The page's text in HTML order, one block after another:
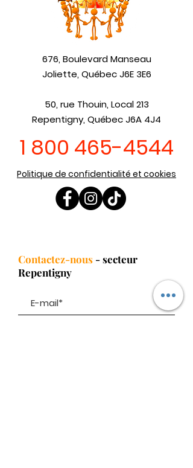
676, Boulevard Manseau
Joliette, Québec J6E 3E6
50, rue Thouin, Local 213
Repentigny, Québec J6A 4J4
1 800 465-4544
Politique de confidentialité et cookies
Contactez-nous - secteur
Repentigny